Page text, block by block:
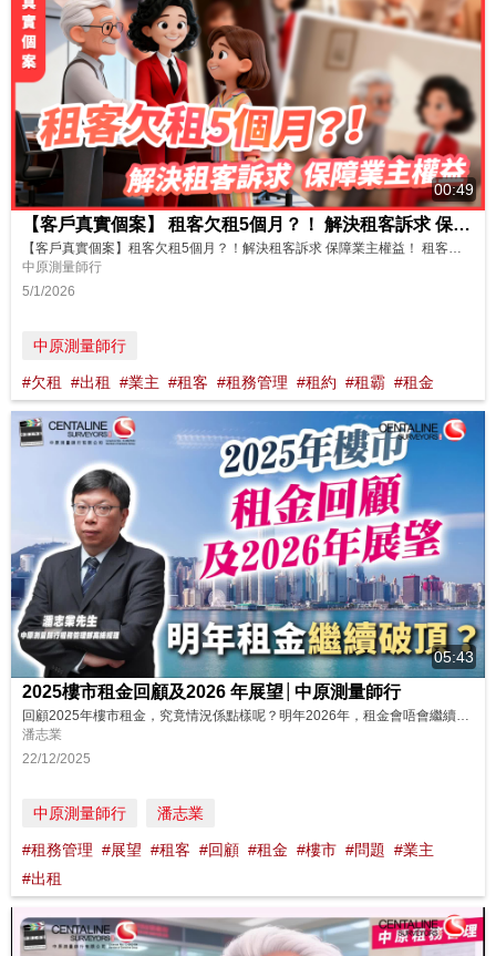
00:49
【客戶真實個案】 租客欠租5個月？！ 解決租客訴求 保障業主權益！
【客戶真實個案】租客欠租5個月？！解決租客訴求 保障業主權益！ 租客拖欠大筆租金，業主想追租收樓卻是有心無力？租客欠租背後竟然有苦衷？ 業主發現租客經常以不同原因拖延交租，甚至已欠租五個月！退休業主於是委託中原租務管理，協助調解糾紛並收回物業。經過租務專員了解後，才發現租客是因為出租物業老化損耗，業主未有及時處理問題，才決定拖欠租金。於是，在租管團隊安排物業維修後，租客亦隨即交回欠租，順利解...
中原測量師行
5/1/2026
中原測量師行
#欠租 #出租 #業主 #租客 #租務管理 #租約 #租霸 #租金
05:43
2025樓市租金回顧及2026 年展望│中原測量師行
回顧2025年樓市租金，究竟情況係點樣呢？明年2026年，租金會唔會繼續破頂？即刻睇睇中原測量師行租務管理部高級經理潘志業先生的分享啦! https://www.youtube.com/watch?v=OUPF8F3Zxp8 如果你想了解更多關於中原租務管理服務詳細內容！可致電免費諮詢熱線 (852) 2139 6698查詢。 ---------------------------------...
潘志業
22/12/2025
中原測量師行 潘志業
#租務管理 #展望 #租客 #回顧 #租金 #樓市 #問題 #業主
#出租